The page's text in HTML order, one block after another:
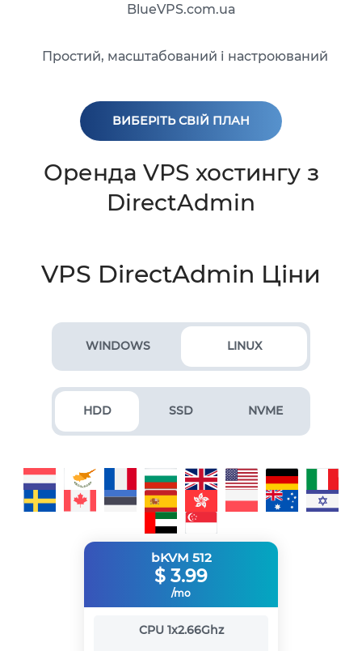
Оренда VPS хостингу з
DirectAdmin
BlueVPS.com.ua
Простий, масштабований і настроюваний
ВИБЕРІТЬ СВІЙ ПЛАН
VPS DirectAdmin Ціни
WINDOWS LINUX
HDD SSD NVME
bKVM 512
$ 3.99
/mo
CPU 1x2.66Ghz